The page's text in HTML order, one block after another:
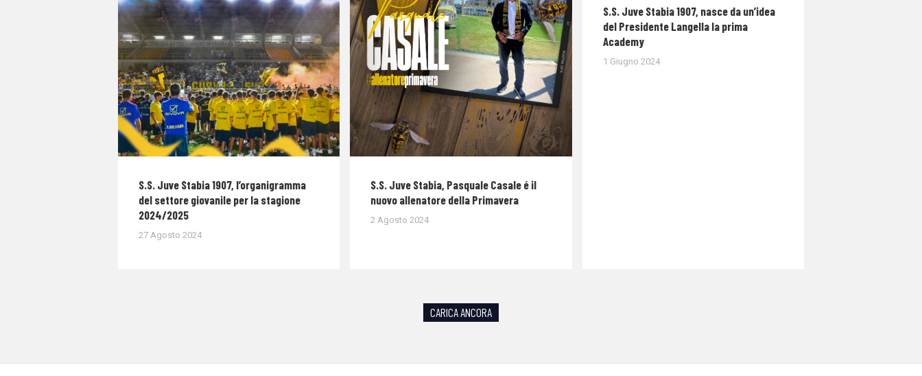
S.S. Juve Stabia 1907, l’organigramma
del settore giovanile per la stagione
2024/2025
27 Agosto 2024
S.S. Juve Stabia, Pasquale Casale é il
nuovo allenatore della Primavera
2 Agosto 2024
S.S. Juve Stabia 1907, nasce da un’idea
del Presidente Langella la prima
Academy
1 Giugno 2024
CARICA ANCORA